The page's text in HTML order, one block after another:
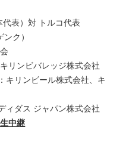
表）対 トルコ代表
ク）
リンビバレッジ株式会社
キリンビール株式会社、キ
ィダス ジャパン株式会社
中継